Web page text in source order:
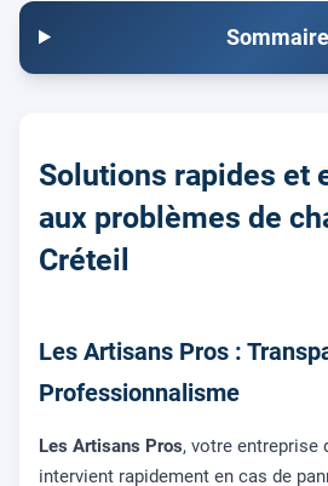
Sommaire
Solutions rapides et
aux problèmes de
Créteil
Les Artisans Pros :
Professionnalisme
Les Artisans Pros, votre entreprise
intervient rapidement en cas de